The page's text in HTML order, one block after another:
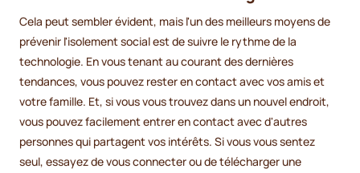
Cela peut sembler évident, mais l'un des meilleurs moyens de
prévenir l'isolement social est de suivre le rythme de la
technologie. En vous tenant au courant des dernières
tendances, vous pouvez rester en contact avec vos amis et
votre famille. Et, si vous vous trouvez dans un nouvel endroit,
vous pouvez facilement entrer en contact avec d'autres
personnes qui partagent vos intérêts. Si vous vous sentez
seul, essayez de vous connecter ou de télécharger une